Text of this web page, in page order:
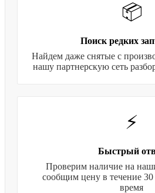
📦
Поиск редких
Найдем даже снятые с
нашу партнерскую сеть
⚡
Быстрый
Проверим наличие на
сообщим цену в течение
время